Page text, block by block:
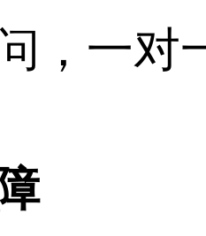
，一对